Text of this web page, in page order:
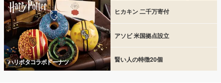
ハリポタコラボドーナツ
ヒカキン 二千万寄付
アソビ 米国拠点設立
賢い人の特徴20個